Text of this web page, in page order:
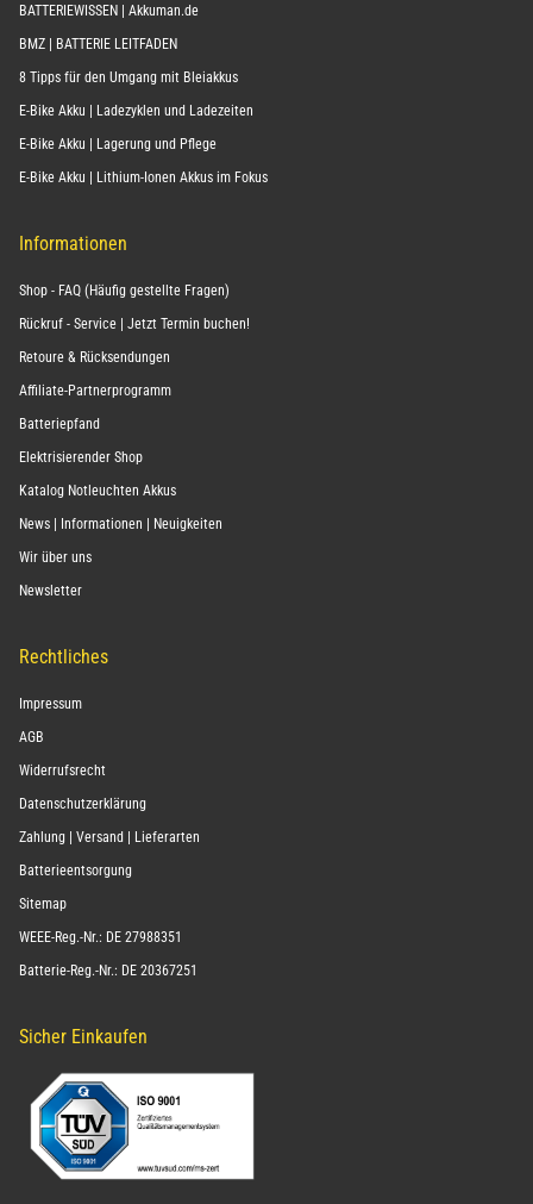
BATTERIEWISSEN | Akkuman.de
BMZ | BATTERIE LEITFADEN
8 Tipps für den Umgang mit Bleiakkus
E-Bike Akku | Ladezyklen und Ladezeiten
E-Bike Akku | Lagerung und Pflege
E-Bike Akku | Lithium-Ionen Akkus im Fokus
Informationen
Shop - FAQ (Häufig gestellte Fragen)
Rückruf - Service | Jetzt Termin buchen!
Retoure & Rücksendungen
Affiliate-Partnerprogramm
Batteriepfand
Elektrisierender Shop
Katalog Notleuchten Akkus
News | Informationen | Neuigkeiten
Wir über uns
Newsletter
Rechtliches
Impressum
AGB
Widerrufsrecht
Datenschutzerklärung
Zahlung | Versand | Lieferarten
Batterieentsorgung
Sitemap
WEEE-Reg.-Nr.: DE 27988351
Batterie-Reg.-Nr.: DE 20367251
Sicher Einkaufen